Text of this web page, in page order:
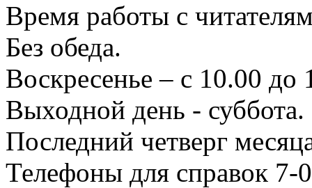
Время работы с
Без обеда.
Воскресенье – с 10.00 до
Выходной день - суббота.
Последний четверг
Телефоны для справок 7-